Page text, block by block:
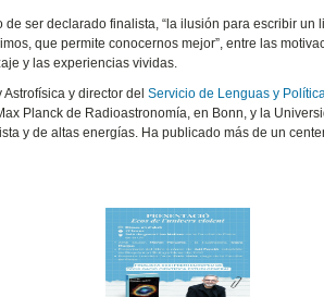
ser declarado finalista, “la ilusión para escribir
que permite conocernos mejor”, entre las
y las experiencias vividas.
Astrofísica y director delServicio de Lenguas y
Planck de Radioastronomía, en Bonn, y la
y de altas energías. Ha publicado más de un